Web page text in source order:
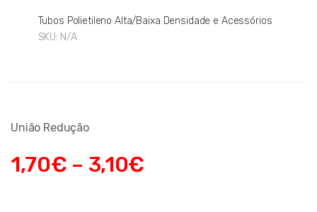
Tubos Polietileno Alta/Baixa Densidade e Acessórios
SKU: N/A
União Redução
1,70€ – 3,10€